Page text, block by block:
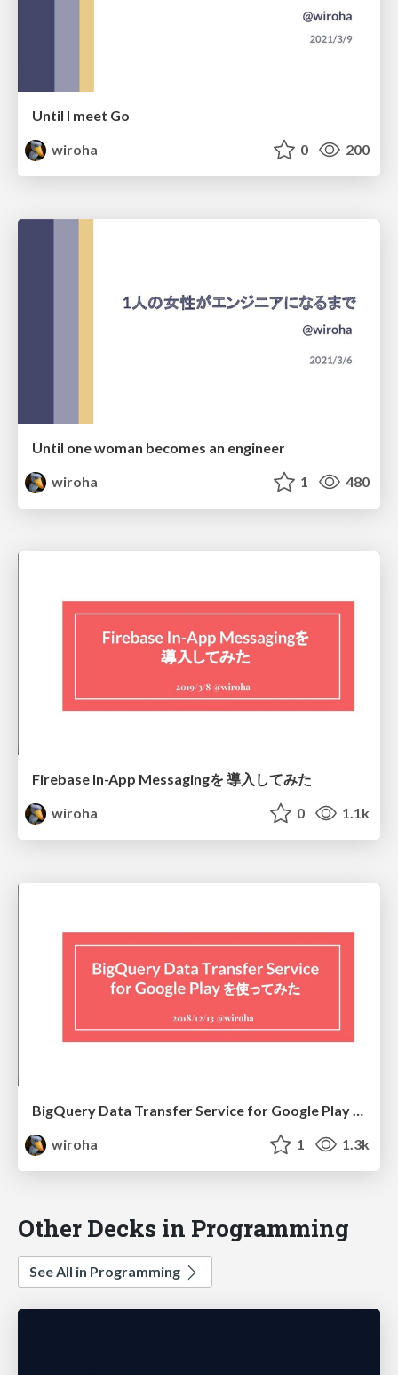
Until I meet Go
wiroha
0 200
Until one woman becomes an engineer
wiroha
1 480
Firebase In-App Messagingを 導入してみた
wiroha
0 1.1k
BigQuery Data Transfer Service for Google Play を使ってみた / How to use BigQuery Data Transfer Service for Google Play
wiroha
1 1.3k
Other Decks in Programming
See All in Programming